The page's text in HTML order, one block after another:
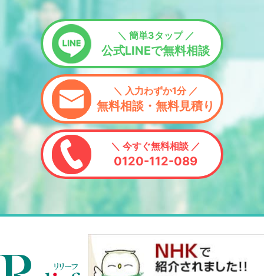
＼ 簡単3タップ ／
公式LINEで無料相談
＼ 入力わずか1分 ／
無料相談・無料見積り
＼ 今すぐ無料相談 ／
0120-112-089